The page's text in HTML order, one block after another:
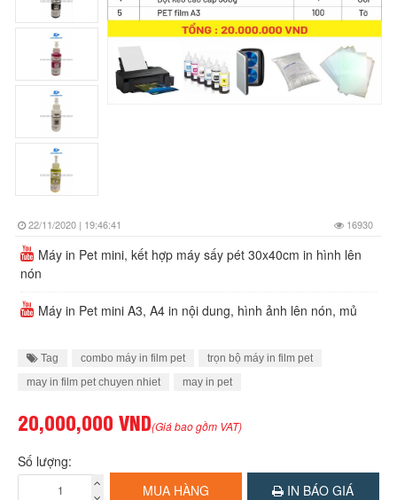
22/11/2020 | 19:46:41 16930
Máy in Pet mini, kết hợp máy sấy pét 30x40cm in hình lên
nón
Máy in Pet mini A3, A4 in nội dung, hình ảnh lên nón, mủ
Tag combo máy in film pet
trọn bộ máy in film pet
may in film pet chuyen nhiet
may in pet
20,000,000 VND(Giá bao gồm VAT)
Số lượng:
MUA HÀNG
IN BÁO GIÁ